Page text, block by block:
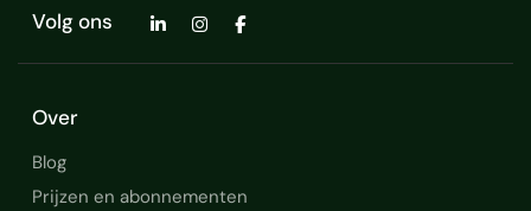
Volg ons
Over
Blog
Prijzen en abonnementen